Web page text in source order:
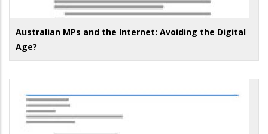
Australian MPs and the Internet: Avoiding the Digital
Age?